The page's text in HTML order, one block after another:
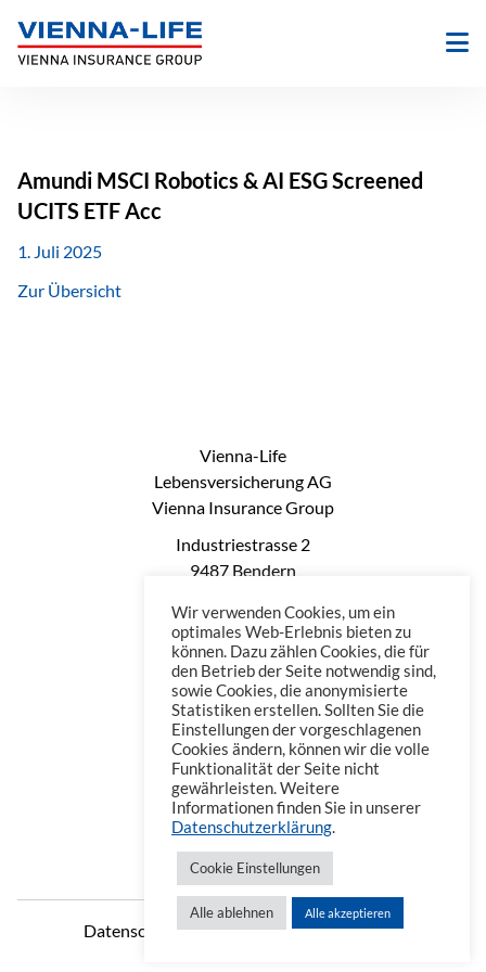
Inhalt
springen
Amundi MSCI Robotics & AI ESG Screened
UCITS ETF Acc
1. Juli 2025
Zur Übersicht
Vienna-Life
Lebensversicherung AG
Vienna Insurance Group
Industriestrasse 2
9487 Bendern
Phone: +423 235 0660
Telefax: +423 235 0669
Mail: office@vienna-life.li
Datenschutzerklärung Impressum
Wir verwenden Cookies, um ein
optimales Web-Erlebnis bieten zu
können. Dazu zählen Cookies, die für
den Betrieb der Seite notwendig sind,
sowie Cookies, die anonymisierte
Statistiken erstellen. Sollten Sie die
Einstellungen der vorgeschlagenen
Cookies ändern, können wir die volle
Funktionalität der Seite nicht
gewährleisten. Weitere
Informationen finden Sie in unserer
Datenschutzerklärung.
Cookie Einstellungen
Alle ablehnen Alle akzeptieren